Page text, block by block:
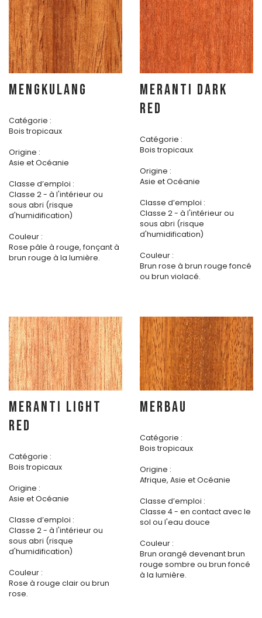
MENGKULANG
Catégorie :
Bois tropicaux
Origine :
Asie et Océanie
Classe d’emploi :
Classe 2 - à l'intérieur ou
sous abri (risque
d'humidification)
Couleur :
Rose pâle à rouge, fonçant à
brun rouge à la lumière.
MERANTI DARK
RED
Catégorie :
Bois tropicaux
Origine :
Asie et Océanie
Classe d’emploi :
Classe 2 - à l'intérieur ou
sous abri (risque
d'humidification)
Couleur :
Brun rose à brun rouge foncé
ou brun violacé.
MERANTI LIGHT
RED
Catégorie :
Bois tropicaux
Origine :
Asie et Océanie
Classe d’emploi :
Classe 2 - à l'intérieur ou
sous abri (risque
d'humidification)
Couleur :
Rose à rouge clair ou brun
rose.
MERBAU
Catégorie :
Bois tropicaux
Origine :
Afrique, Asie et Océanie
Classe d’emploi :
Classe 4 - en contact avec le
sol ou l'eau douce
Couleur :
Brun orangé devenant brun
rouge sombre ou brun foncé
à la lumière.